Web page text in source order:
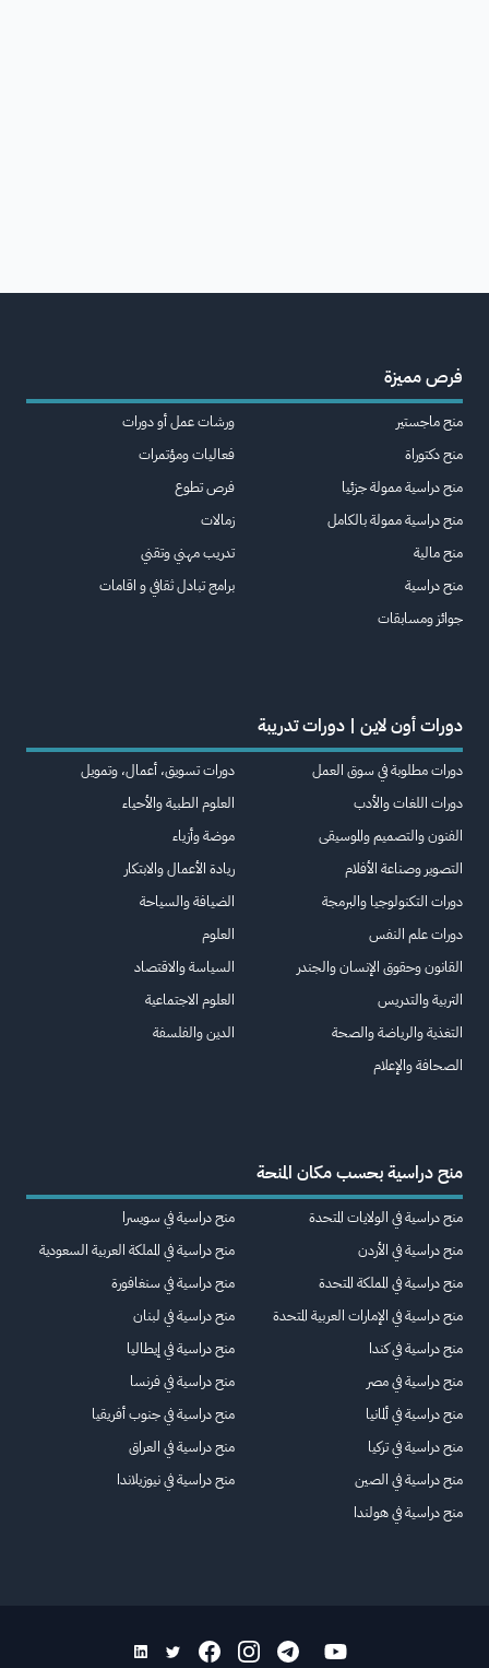
فرص مميزة
منح ماجستير
منح دكتوراة
منح دراسية ممولة جزئيا
منح دراسية ممولة بالكامل
منح مالية
منح دراسية
جوائز ومسابقات
ورشات عمل أو دورات
فعاليات ومؤتمرات
فرص تطوع
زمالات
تدريب مهني وتقني
برامج تبادل ثقافي و اقامات
دورات أون لاين | دورات تدريبة
دورات مطلوبة في سوق العمل
دورات اللغات والأدب
الفنون والتصميم والموسيقى
التصوير وصناعة الأفلام
دورات التكنولوجيا والبرمجة
دورات علم النفس
القانون وحقوق الإنسان والجندر
التربية والتدريس
التغذية والرياضة والصحة
الصحافة والإعلام
دورات تسويق، أعمال، وتمويل
العلوم الطبية والأحياء
موضة وأزياء
ريادة الأعمال والابتكار
الضيافة والسياحة
العلوم
السياسة والاقتصاد
العلوم الاجتماعية
الدين والفلسفة
منح دراسية بحسب مكان المنحة
منح دراسية في الولايات المتحدة
منح دراسية في الأردن
منح دراسية في المملكة المتحدة
منح دراسية في الإمارات العربية المتحدة
منح دراسية في كندا
منح دراسية في مصر
منح دراسية في ألمانيا
منح دراسية في تركيا
منح دراسية في الصين
منح دراسية في هولندا
منح دراسية في سويسرا
منح دراسية في المملكة العربية السعودية
منح دراسية في سنغافورة
منح دراسية في لبنان
منح دراسية في إيطاليا
منح دراسية في فرنسا
منح دراسية في جنوب أفريقيا
منح دراسية في العراق
منح دراسية في نيوزيلاندا